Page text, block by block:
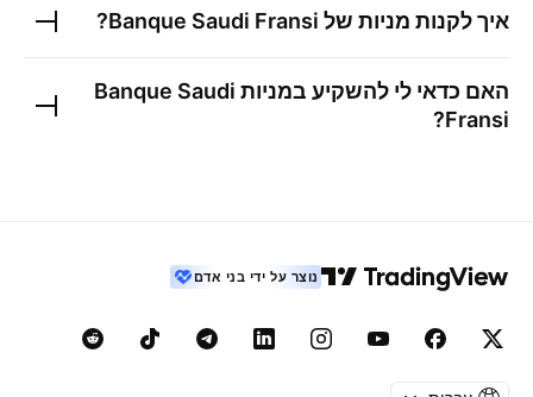
איך לקנות מניות של Banque Saudi Fransi
?
האם כדאי לי להשקיע במניות Banque Saudi
Fransi
?
נוצר על ידי בני אדם